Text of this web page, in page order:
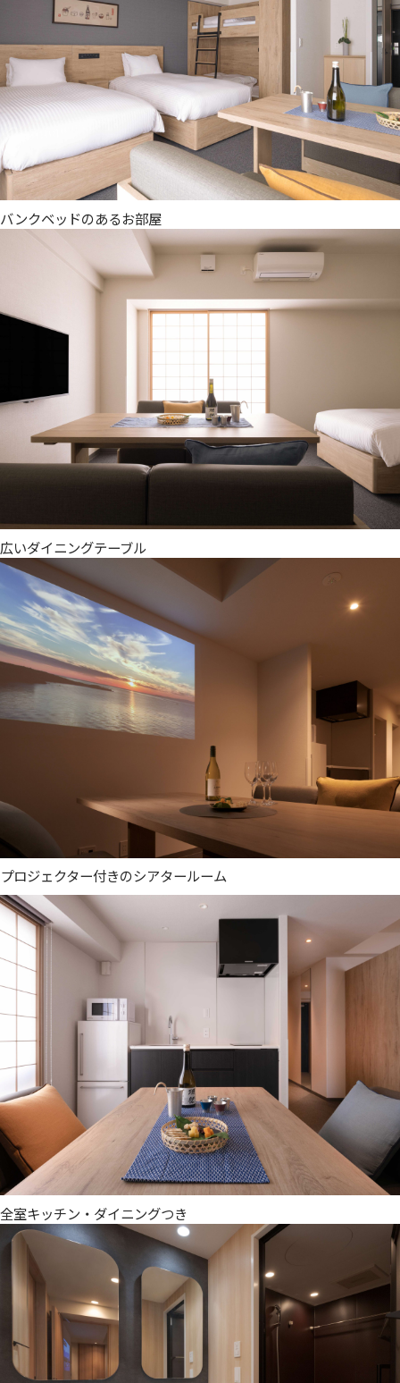
バンクベッドのあるお部屋
広いダイニングテーブル
プロジェクター付きのシアタールーム
全室キッチン・ダイニングつき